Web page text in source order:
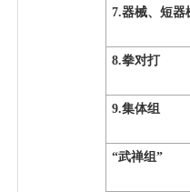
7.器械、短器
8.拳对打
9.集体组
“武禅组”